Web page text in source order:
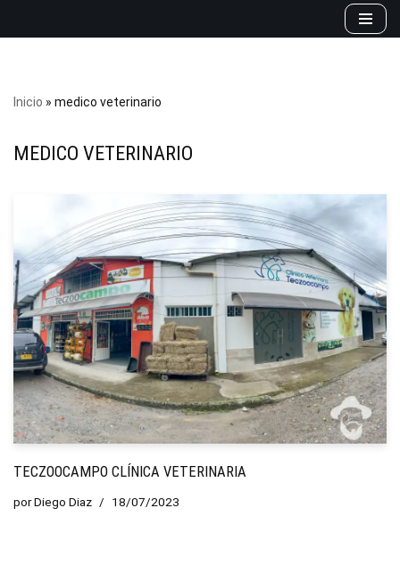
Inicio » medico veterinario
MEDICO VETERINARIO
TECZOOCAMPO CLÍNICA VETERINARIA
porDiego Diaz 18/07/2023